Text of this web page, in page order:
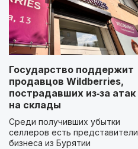
Государство поддержит
продавцов Wildberries,
пострадавших из‑за атак
на склады
Среди получивших убытки
селлеров есть представители
бизнеса из Бурятии